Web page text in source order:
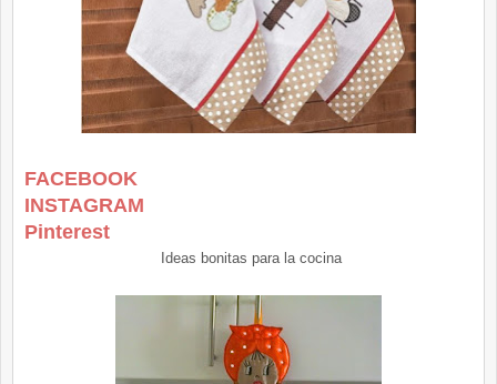
FACEBOOK
INSTAGRAM
Pinterest
Ideas bonitas para la cocina